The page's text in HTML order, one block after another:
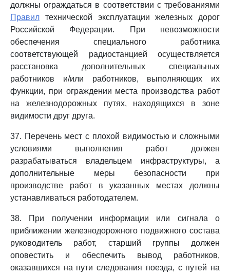
должны ограждаться в соответствии с требованиями
Правил технической эксплуатации железных дорог
Российской Федерации. При невозможности
обеспечения специального работника
соответствующей радиостанцией осуществляется
расстановка дополнительных специальных
работников и/или работников, выполняющих их
функции, при ограждении места производства работ
на железнодорожных путях, находящихся в зоне
видимости друг друга.
37. Перечень мест с плохой видимостью и сложными
условиями выполнения работ должен
разрабатываться владельцем инфраструктуры, а
дополнительные меры безопасности при
производстве работ в указанных местах должны
устанавливаться работодателем.
38. При получении информации или сигнала о
приближении железнодорожного подвижного состава
руководитель работ, старший группы должен
оповестить и обеспечить вывод работников,
оказавшихся на пути следования поезда, с путей на